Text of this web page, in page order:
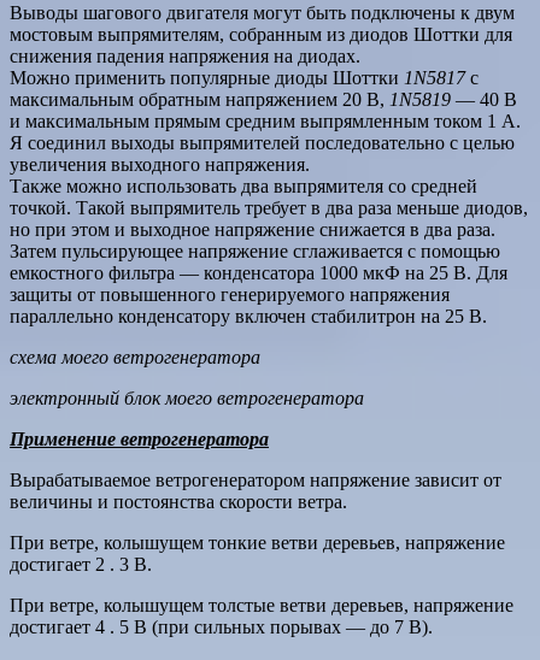
Выводы шагового двигателя могут быть подключены к двум
мостовым выпрямителям, собранным из диодов Шоттки для
снижения падения напряжения на диодах.
Можно применить популярные диоды Шоттки 1N5817с
максимальным обратным напряжением 20 В, 1N5819 — 40 В
и максимальным прямым средним выпрямленным током 1 А.
Я соединил выходы выпрямителей последовательно с целью
увеличения выходного напряжения.
Также можно использовать два выпрямителя со средней
точкой. Такой выпрямитель требует в два раза меньше диодов,
но при этом и выходное напряжение снижается в два раза.
Затем пульсирующее напряжение сглаживается с помощью
емкостного фильтра — конденсатора 1000 мкФ на 25 В. Для
защиты от повышенного генерируемого напряжения
параллельно конденсатору включен стабилитрон на 25 В.
схема моего ветрогенератора
электронный блок моего ветрогенератора
Применение ветрогенератора
Вырабатываемое ветрогенератором напряжение зависит от
величины и постоянства скорости ветра.
При ветре, колышущем тонкие ветви деревьев, напряжение
достигает 2 . 3 В.
При ветре, колышущем толстые ветви деревьев, напряжение
достигает 4 . 5 В (при сильных порывах — до 7 В).